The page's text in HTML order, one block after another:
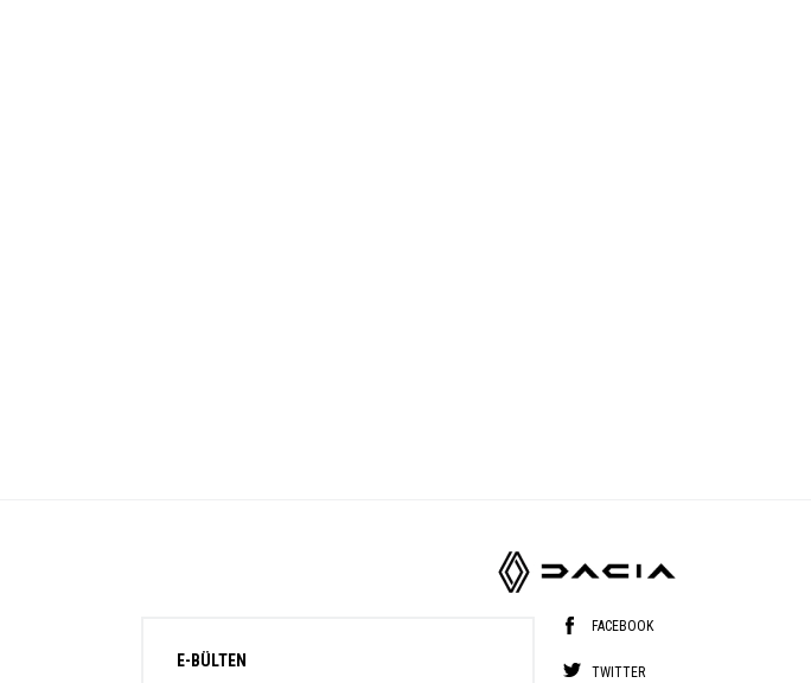
E-BÜLTEN
FACEBOOK
TWITTER